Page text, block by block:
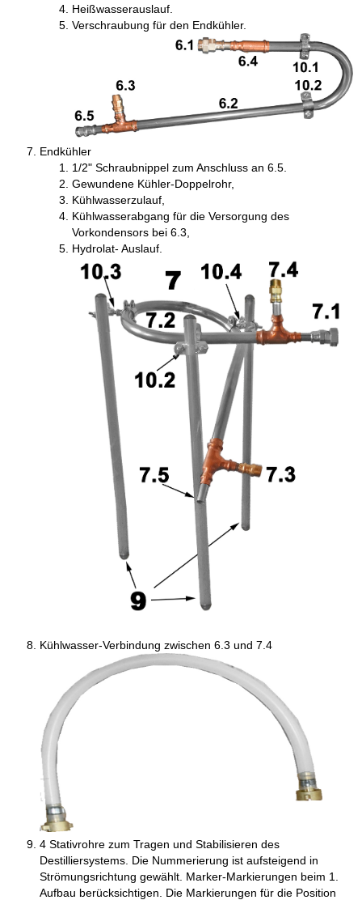
Heißwasserauslauf.
Verschraubung für den Endkühler.
Endkühler
1/2" Schraubnippel zum Anschluss an 6.5.
Gewundene Kühler-Doppelrohr,
Kühlwasserzulauf,
Kühlwasserabgang für die Versorgung des
Vorkondensors bei 6.3,
Hydrolat- Auslauf.
Kühlwasser-Verbindung zwischen 6.3 und 7.4
4 Stativrohre zum Tragen und Stabilisieren des
Destilliersystems. Die Nummerierung ist aufsteigend in
Strömungsrichtung gewählt. Marker-Markierungen beim 1.
Aufbau berücksichtigen. Die Markierungen für die Position